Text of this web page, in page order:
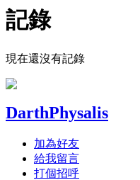
記錄
現在還沒有記錄
DarthPhysalis
加為好友
給我留言
打個招呼